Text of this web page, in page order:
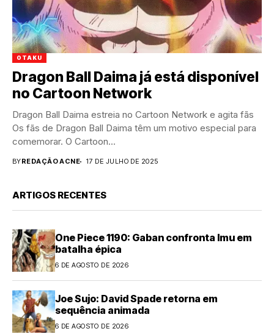
OTAKU
Dragon Ball Daima já está disponível
no Cartoon Network
Dragon Ball Daima estreia no Cartoon Network e agita fãs
Os fãs de Dragon Ball Daima têm um motivo especial para
comemorar. O Cartoon...
BYREDAÇÃO ACNE 17 DE JULHO DE 2025
ARTIGOS RECENTES
One Piece 1190: Gaban confronta Imu em
batalha épica
6 DE AGOSTO DE 2026
Joe Sujo: David Spade retorna em
sequência animada
6 DE AGOSTO DE 2026